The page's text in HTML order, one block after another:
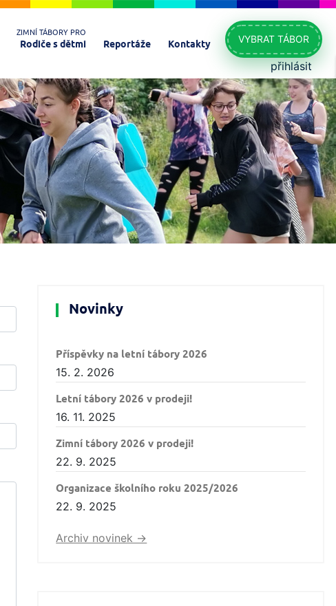
ZIMNÍ TÁBORY PRO
Rodiče s dětmi Reportáže Kontakty VYBRAT TÁBOR
přihlásit
Novinky
Příspěvky na letní tábory 2026
15. 2. 2026
Letní tábory 2026 v prodeji!
16. 11. 2025
Zimní tábory 2026 v prodeji!
22. 9. 2025
Organizace školního roku 2025/2026
22. 9. 2025
Archiv novinek ->